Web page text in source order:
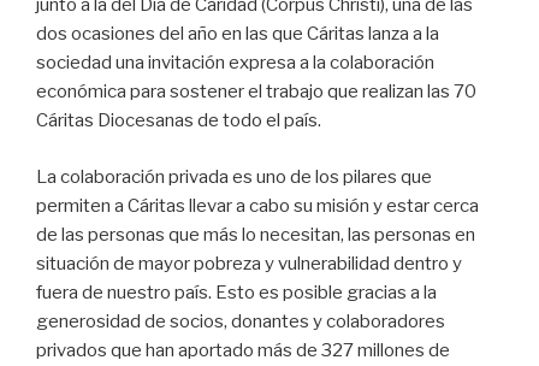
junto a la del Día de Caridad (Corpus Christi), una de las
dos ocasiones del año en las que Cáritas lanza a la
sociedad una invitación expresa a la colaboración
económica para sostener el trabajo que realizan las 70
Cáritas Diocesanas de todo el país.
La colaboración privada es uno de los pilares que
permiten a Cáritas llevar a cabo su misión y estar cerca
de las personas que más lo necesitan, las personas en
situación de mayor pobreza y vulnerabilidad dentro y
fuera de nuestro país. Esto es posible gracias a la
generosidad de socios, donantes y colaboradores
privados que han aportado más de 327 millones de